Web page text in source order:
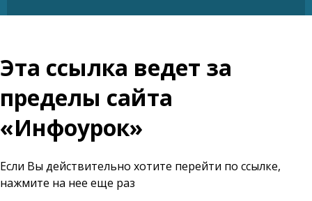
Эта ссылка ведет за
пределы сайта
«Инфоурок»
Если Вы действительно хотите перейти по ссылке,
нажмите на нее еще раз